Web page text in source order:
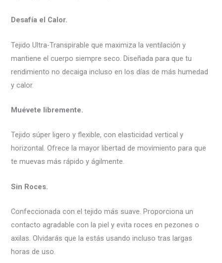
Desafía el Calor.
Tejido Ultra-Transpirable que maximiza la ventilación y
mantiene el cuerpo siempre seco. Diseñada para que tu
rendimiento no decaiga incluso en los días de más humedad
y calor.
Muévete libremente.
Tejido súper ligero y flexible, con elasticidad vertical y
horizontal. Ofrece la mayor libertad de movimiento para que
te muevas más rápido y ágilmente.
Sin Roces.
Confeccionada con el tejido más suave. Proporciona un
contacto agradable con la piel y evita roces en pezones o
axilas. Olvidarás que la estás usando incluso tras largas
horas de uso.